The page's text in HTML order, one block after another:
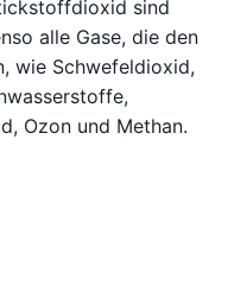
sind
alle Gase, die den
wie Schwefeldioxid,
Ozon und Methan.